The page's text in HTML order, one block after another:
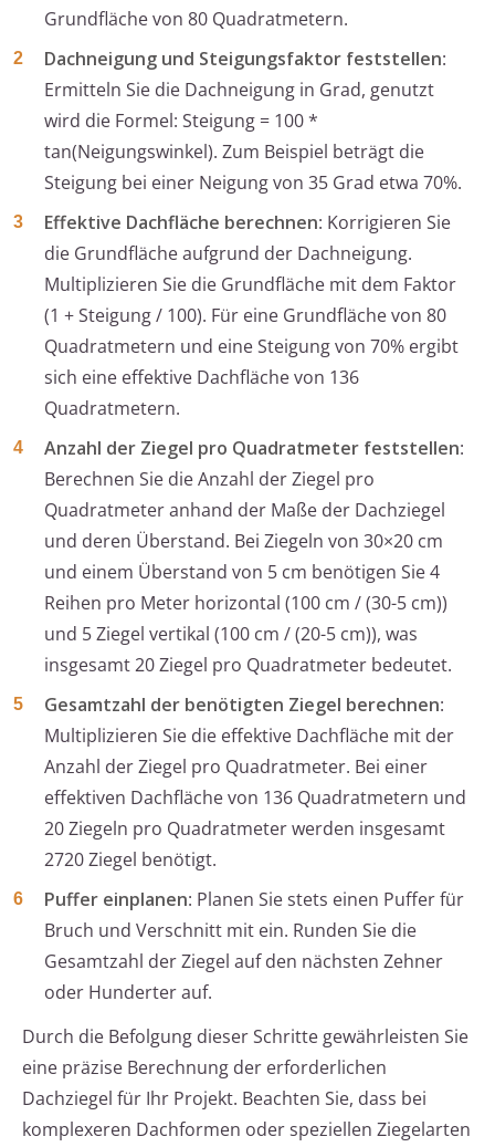
Grundfläche von 80 Quadratmetern.
Dachneigung und Steigungsfaktor feststellen:
Ermitteln Sie die Dachneigung in Grad, genutzt
wird die Formel: Steigung = 100 *
tan(Neigungswinkel). Zum Beispiel beträgt die
Steigung bei einer Neigung von 35 Grad etwa 70%.
Effektive Dachfläche berechnen: Korrigieren Sie
die Grundfläche aufgrund der Dachneigung.
Multiplizieren Sie die Grundfläche mit dem Faktor
(1 + Steigung / 100). Für eine Grundfläche von 80
Quadratmetern und eine Steigung von 70% ergibt
sich eine effektive Dachfläche von 136
Quadratmetern.
Anzahl der Ziegel pro Quadratmeter feststellen:
Berechnen Sie die Anzahl der Ziegel pro
Quadratmeter anhand der Maße der Dachziegel
und deren Überstand. Bei Ziegeln von 30×20 cm
und einem Überstand von 5 cm benötigen Sie 4
Reihen pro Meter horizontal (100 cm / (30-5 cm))
und 5 Ziegel vertikal (100 cm / (20-5 cm)), was
insgesamt 20 Ziegel pro Quadratmeter bedeutet.
Gesamtzahl der benötigten Ziegel berechnen:
Multiplizieren Sie die effektive Dachfläche mit der
Anzahl der Ziegel pro Quadratmeter. Bei einer
effektiven Dachfläche von 136 Quadratmetern und
20 Ziegeln pro Quadratmeter werden insgesamt
2720 Ziegel benötigt.
Puffer einplanen: Planen Sie stets einen Puffer für
Bruch und Verschnitt mit ein. Runden Sie die
Gesamtzahl der Ziegel auf den nächsten Zehner
oder Hunderter auf.
Durch die Befolgung dieser Schritte gewährleisten Sie
eine präzise Berechnung der erforderlichen
Dachziegel für Ihr Projekt. Beachten Sie, dass bei
komplexeren Dachformen oder speziellen Ziegelarten